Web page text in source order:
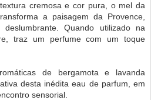
cremosa e cor pura, o mel da
a paisagem da Provence,
Quando utilizado na
traz um perfume com um toque
de bergamota e lavanda
desta inédita eau de parfum, em
sensorial.